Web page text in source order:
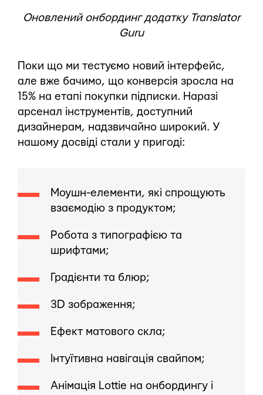
Оновлений онбординг додатку Translator
Guru
Поки що ми тестуємо новий інтерфейс,
але вже бачимо, що конверсія зросла на
15% на етапі покупки підписки. Наразі
арсенал інструментів, доступний
дизайнерам, надзвичайно широкий. У
нашому досвіді стали у пригоді:
Моушн-елементи, які спрощують
взаємодію з продуктом;
Робота з типографією та
шрифтами;
Градієнти та блюр;
3D зображення;
Ефект матового скла;
Інтуїтивна навігація свайпом;
Анімація Lottie на онбордингу і